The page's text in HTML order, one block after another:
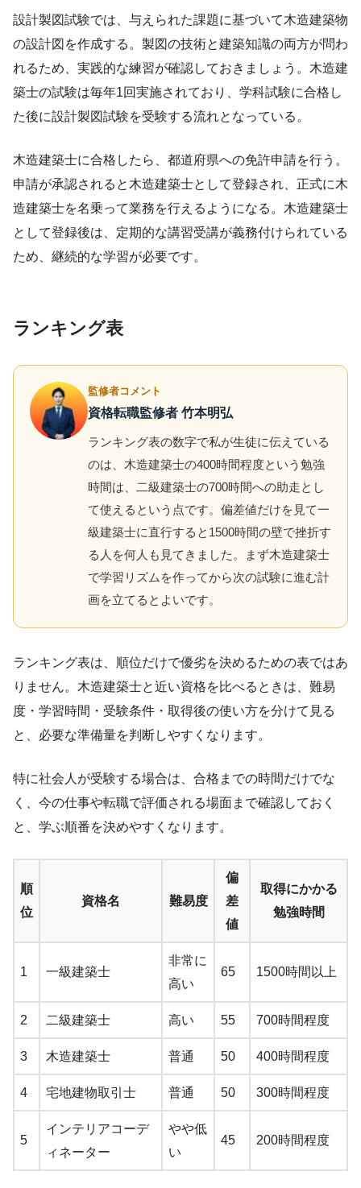
設計製図試験では、与えられた課題に基づいて木造建築物
の設計図を作成する。製図の技術と建築知識の両方が問わ
れるため、実践的な練習が確認しておきましょう。木造建
築士の試験は毎年1回実施されており、学科試験に合格し
た後に設計製図試験を受験する流れとなっている。
木造建築士に合格したら、都道府県への免許申請を行う。
申請が承認されると木造建築士として登録され、正式に木
造建築士を名乗って業務を行えるようになる。木造建築士
として登録後は、定期的な講習受講が義務付けられている
ため、継続的な学習が必要です。
ランキング表
監修者コメント
資格転職監修者 竹本明弘
ランキング表の数字で私が生徒に伝えている
のは、木造建築士の400時間程度という勉強
時間は、二級建築士の700時間への助走とし
て使えるという点です。偏差値だけを見て一
級建築士に直行すると1500時間の壁で挫折す
る人を何人も見てきました。まず木造建築士
で学習リズムを作ってから次の試験に進む計
画を立てるとよいです。
ランキング表は、順位だけで優劣を決めるための表ではあ
りません。木造建築士と近い資格を比べるときは、難易
度・学習時間・受験条件・取得後の使い方を分けて見る
と、必要な準備量を判断しやすくなります。
特に社会人が受験する場合は、合格までの時間だけでな
く、今の仕事や転職で評価される場面まで確認しておく
と、学ぶ順番を決めやすくなります。
順
位
資格名 難易度
偏
差
値
取得にかかる
勉強時間
1 一級建築士
非常に
高い
65 1500時間以上
2 二級建築士 高い 55 700時間程度
3 木造建築士 普通 50 400時間程度
4 宅地建物取引士 普通 50 300時間程度
5
インテリアコーデ
ィネーター
やや低
い
45 200時間程度